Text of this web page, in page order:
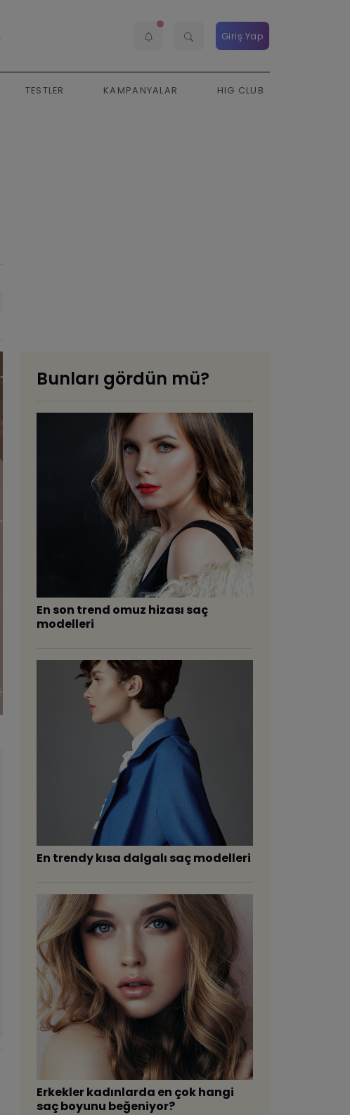
Giriş Yap
TESTLER KAMPANYALAR HIG CLUB
Bunları gördün mü?
​En son trend omuz hizası saç
modelleri
​En trendy kısa dalgalı saç modelleri
​Erkekler kadınlarda en çok hangi
saç boyunu beğeniyor?